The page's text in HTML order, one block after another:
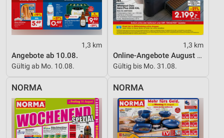
1,3 km
Angebote ab 10.08.
Gültig ab Mo. 10.08.
1,3 km
Online-Angebote August 2026
Gültig bis Mo. 31.08.
NORMA NORMA